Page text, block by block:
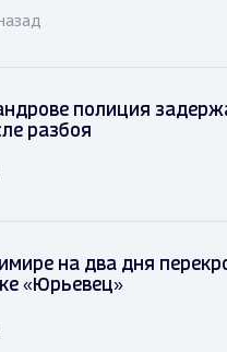
полиция
разбоя
на два дня
«Юрьевец»